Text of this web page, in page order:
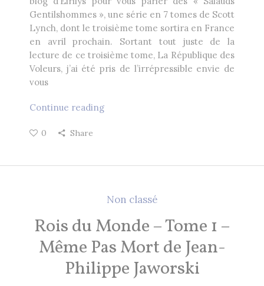
RECHERCHE
Gentilshommes », une série en 7 tomes de Scott
Lynch, dont le troisième tome sortira en France
en avril prochain. Sortant tout juste de la
lecture de ce troisième tome, La République des
Voleurs, j’ai été pris de l’irrépressible envie de
vous
Continue reading
0 Share
Non classé
Rois du Monde – Tome 1 –
Même Pas Mort de Jean-
Philippe Jaworski